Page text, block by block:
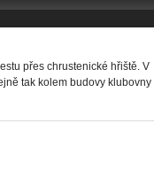
přes chrustenické hřiště. V
tak kolem budovy klubovny